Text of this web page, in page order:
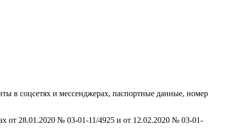
в соцсетях и мессенджерах, паспортные данные, номер
от 28.01.2020 № 03-01-11/4925 и от 12.02.2020 № 03-01-